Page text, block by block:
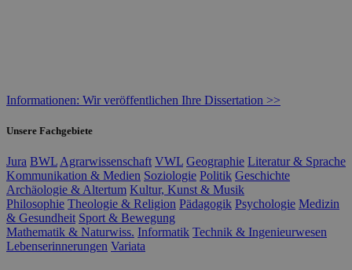
Informationen: Wir veröffentlichen Ihre Dissertation >>
Unsere Fachgebiete
Jura BWLAgrarwissenschaft VWL Geographie Literatur & Sprache
Kommunikation & Medien Soziologie Politik Geschichte
Archäologie & Altertum Kultur, Kunst & Musik
Philosophie Theologie & Religion Pädagogik Psychologie Medizin
& Gesundheit Sport & Bewegung
Mathematik & Naturwiss. Informatik Technik & Ingenieurwesen
Lebenserinnerungen Variata